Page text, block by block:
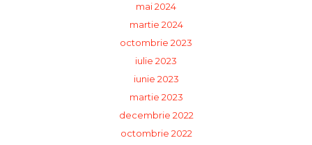
mai 2024
martie 2024
octombrie 2023
iulie 2023
iunie 2023
martie 2023
decembrie 2022
octombrie 2022